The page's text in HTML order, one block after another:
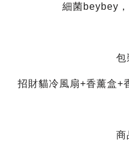
細菌beybey
包
招財貓冷風扇+香薰盒+
商